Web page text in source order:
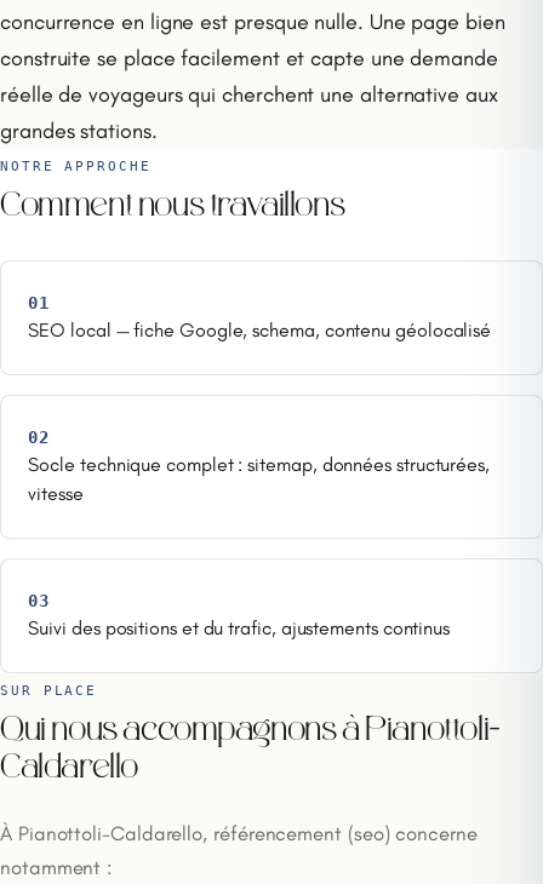
concurrence en ligne est presque nulle. Une page bien
construite se place facilement et capte une demande
réelle de voyageurs qui cherchent une alternative aux
grandes stations.
NOTRE APPROCHE
Comment nous travaillons
01
SEO local — fiche Google, schema, contenu géolocalisé
02
Socle technique complet : sitemap, données structurées,
vitesse
03
Suivi des positions et du trafic, ajustements continus
SUR PLACE
Qui nous accompagnons à Pianottoli-
Caldarello
À Pianottoli-Caldarello, référencement (seo) concerne
notamment :